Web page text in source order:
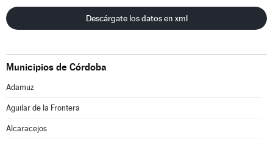
Descárgate los datos en xml
Municipios de Córdoba
Adamuz
Aguilar de la Frontera
Alcaracejos